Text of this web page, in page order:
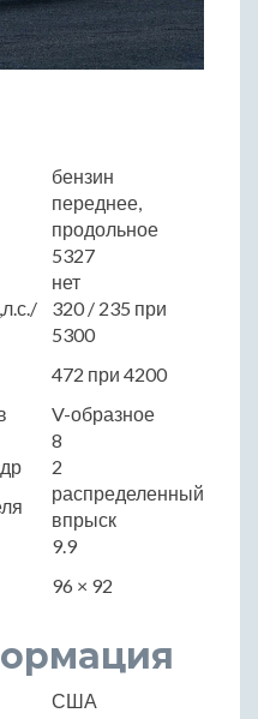
бензин
переднее,
продольное
5327
нет
320 / 235 при
5300
472 при 4200
V-образное
8
2
распределенный
впрыск
9.9
96 × 92
США